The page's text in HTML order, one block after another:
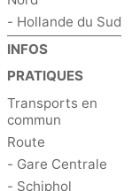
- Hollande du Sud
INFOS
PRATIQUES
Transports en
commun
Route
- Gare Centrale
- Schiphol